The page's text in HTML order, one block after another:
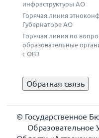
инфраструктуры АО
Горячая линия
Губернаторе АО
Горячая линия по
образовательные
с ОВЗ
Обратная связь
© Государственное
Образовательное